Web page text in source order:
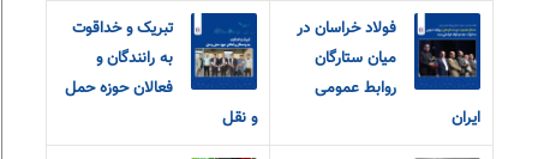
فولاد خراسان در
میان ستارگان
روابط عمومی
ایران
تبریک و خداقوت
به رانندگان و
فعالان حوزه حمل
و نقل